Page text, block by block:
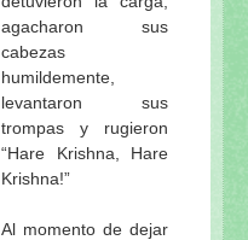
agacharon sus
cabezas
humildemente,
levantaron sus
trompas y rugieron
“Hare Krishna, Hare
Krishna!”
Al momento de dejar